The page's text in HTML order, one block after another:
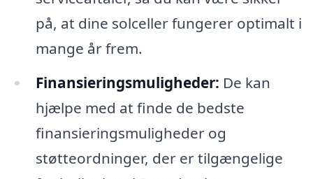
på, at dine solceller fungerer optimalt i
mange år frem.
Finansieringsmuligheder: De kan
hjælpe med at finde de bedste
finansieringsmuligheder og
støtteordninger, der er tilgængelige